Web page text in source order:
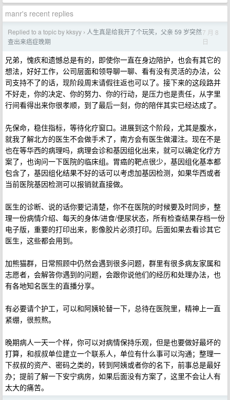
manr's recent replies
Replied to a topic by kksyy › 人生真是给我开了个玩笑，父亲 59 岁突然
查出来癌症晚期
7 月 8
日
兄弟，愧疚和遗憾总是有的，即使你一直在身边陪护，也会有其它的
想法，好好工作，公司层面和领导聊一聊、看有没有灵活的办法，公
司支持不了的话，现阶段周末请假往返也可以了。接下来的这段路并
不好走，你的决定、你的努力、你的行动，是压力也是责任，从字里
行间看得出来你很孝顺，到了最后一刻，你的陪伴其实已经达成了。
先保命，稳住指标，等待化疗窗口。进展到这个阶段，尤其是腹水，
就我了解北方的医生不会做手术了，南方会有医生做灌注。现在不是
也在等华西的病理吗，病理会诊和基因组化出来，就可以确定化疗方
案了，也询问一下医院的临床组。胃癌的靶点很少，基因组化基本都
包含了，基因组化结果不好的话可以考虑加基因检测，如果华西或者
当前医院基因检测可以报销就直接做。
医生的诊断、说的话你要记清楚，你不在医院的时候要及时同步，整
理一份病情介绍、每天的身体/进食/便尿状态，所有检查结果存档一份
电子版，重要的打印出来，影像胶片必须打印。后面如果去看诊其它
医生，这些都会用到。
加熊猫群，日常照顾中仍然会遇到很多问题，群里有很多病友家属和
志愿者，会解答你遇到的问题，会跟你说他们的经历和处理办法，也
有各地知名医生的直播分享。
有必要请个护工，可以和阿姨轮替一下，总待在医院里，精神上一直
紧绷，很煎熬。
晚期病人一天一个样，你可以对病情保持乐观，但是也要做好最坏的
打算，和叔叔单位建立一个联系人，单位有什么事可以沟通；整理一
下叔叔的资产、密码之类的，转到阿姨或者你的名下，前事总是最好
办；提前了解一下安宁病房，如果后面没有方案了，这里不会让人有
太大的痛苦。